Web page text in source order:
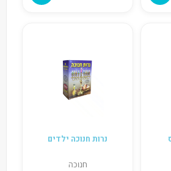
נרות חנוכה ילדים
חנוכה